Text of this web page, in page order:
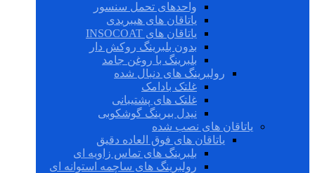
واحدهای تحمل سنسور
یاتاقان های هیبریدی
یاتاقان های INSOCOAT
بدون بلبرینگ روکش دار
بلبرینگ با روغن جامد
رولبرینگ های دنبال شده
غلتک بادامک
غلتک های پشتیبانی
نیدل بیرینگ گوشکوبی
یاتاقان های نصب شده
یاتاقان های فوق العاده دقیق
بلبرینگ های تماس زاویه ای
رولبرینگ های ساچمه استوانه ای